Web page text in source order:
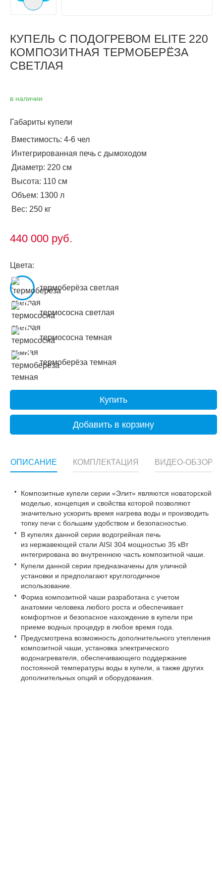
КУПЕЛЬ С ПОДОГРЕВОМ ELITE 220
КОМПОЗИТНАЯ ТЕРМОБЕРЁЗА
СВЕТЛАЯ
в наличии
Габариты купели
Вместимость: 4-6 чел
Интегрированная печь с дымоходом
Диаметр: 220 см
Высота: 110 см
Объем: 1300 л
Вес: 250 кг
440 000 руб.
Цвета:
термоберёза светлая
термососна светлая
термососна темная
термоберёза темная
Купить
Добавить в корзину
Следующий слайд
ОПИСАНИЕ КОМПЛЕКТАЦИЯ ВИДЕО-ОБЗОР
Композитные купели серии «Элит» являются новаторской
моделью, концепция и свойства которой позволяют
значительно ускорить время нагрева воды и производить
топку печи с большим удобством и безопасностью.
В купелях данной серии водогрейная печь
из нержавеющей стали AISI 304 мощностью 35 кВт
интегрирована во внутреннюю часть композитной чаши.
Купели данной серии предназначены для уличной
установки и предполагают круглогодичное
использование.
Форма композитной чаши разработана с учетом
анатомии человека любого роста и обеспечивает
комфортное и безопасное нахождение в купели при
приеме водных процедур в любое время года.
Предусмотрена возможность дополнительного утепления
композитной чаши, установка электрического
водонагревателя, обеспечивающего поддержание
постоянной температуры воды в купели, а также других
дополнительных опций и оборудования.